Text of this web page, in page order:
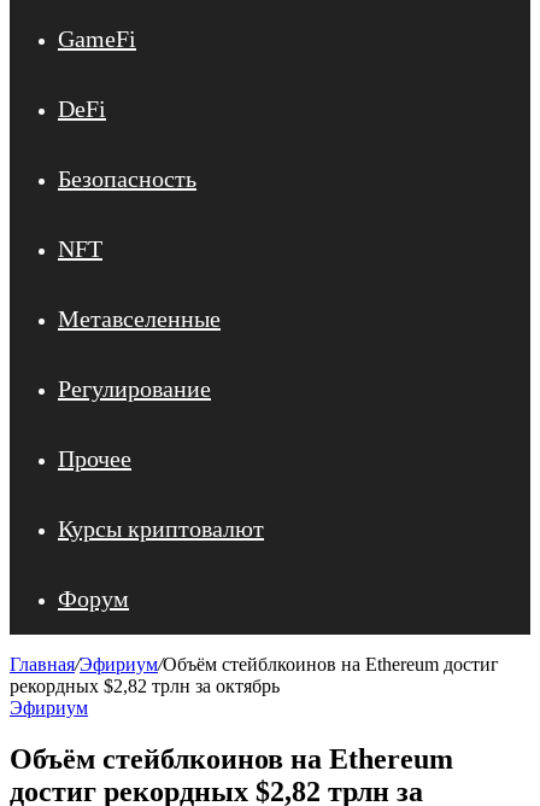
GameFi
DeFi
Безопасность
NFT
Метавселенные
Регулирование
Прочее
Курсы криптовалют
Форум
Главная/Эфириум/Объём стейблкоинов на Ethereum достиг
рекордных $2,82 трлн за октябрь
Эфириум
Объём стейблкоинов на Ethereum
достиг рекордных $2,82 трлн за